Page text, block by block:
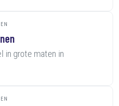
in grote maten in